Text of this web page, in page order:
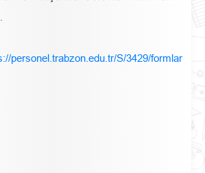
personel.trabzon.edu.tr/S/3429/formlar